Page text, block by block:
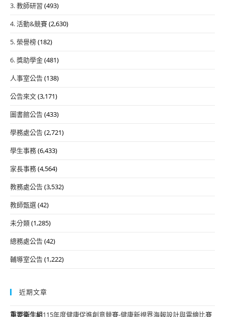
3. 教師研習 (493)
4. 活動&競賽(2,630)
5. 榮譽榜(182)
6. 獎助學金(481)
人事室公告(138)
公告來文(3,171)
圖書館公告(433)
學務處公告(2,721)
學生事務(6,433)
家長事務(4,564)
教務處公告(3,532)
教師甄選(42)
未分類(1,285)
總務處公告(42)
輔導室公告(1,222)
近期文章
重要衛生組115年度健康促進創意競賽-健康新視界海報設計與電繪比賽